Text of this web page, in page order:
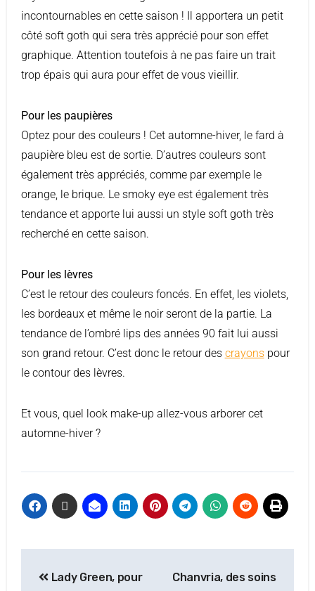
incontournables en cette saison ! Il apportera un petit
côté soft goth qui sera très apprécié pour son effet
graphique. Attention toutefois à ne pas faire un trait
trop épais qui aura pour effet de vous vieillir.
Pour les paupières
Optez pour des couleurs ! Cet automne-hiver, le fard à
paupière bleu est de sortie. D’autres couleurs sont
également très appréciés, comme par exemple le
orange, le brique. Le smoky eye est également très
tendance et apporte lui aussi un style soft goth très
recherché en cette saison.
Pour les lèvres
C’est le retour des couleurs foncés. En effet, les violets,
les bordeaux et même le noir seront de la partie. La
tendance de l’ombré lips des années 90 fait lui aussi
son grand retour. C’est donc le retour des crayonspour
le contour des lèvres.
Et vous, quel look make-up allez-vous arborer cet
automne-hiver ?
Lady Green, pour
Chanvria, des soins